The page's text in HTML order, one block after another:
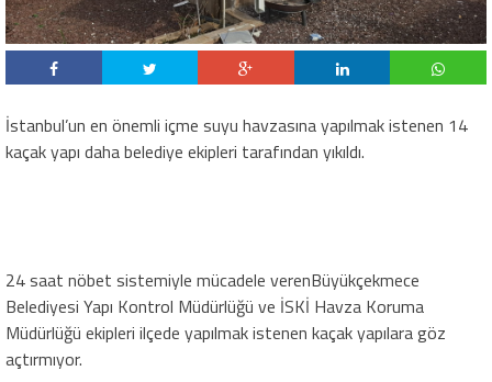
İstanbul’un en önemli içme suyu havzasına yapılmak istenen 14
kaçak yapı daha belediye ekipleri tarafından yıkıldı.
24 saat nöbet sistemiyle mücadele verenBüyükçekmece
Belediyesi Yapı Kontrol Müdürlüğü ve İSKİ Havza Koruma
Müdürlüğü ekipleri ilçede yapılmak istenen kaçak yapılara göz
açtırmıyor.